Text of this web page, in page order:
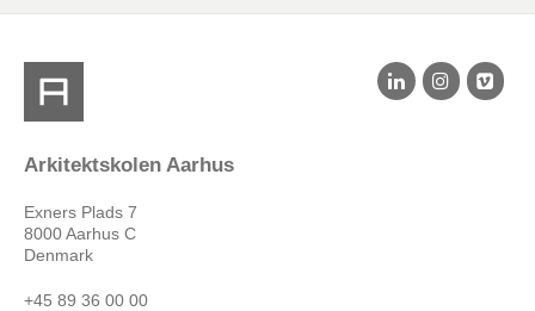
Arkitektskolen Aarhus
Exners Plads 7
8000 Aarhus C
Denmark
+45 89 36 00 00